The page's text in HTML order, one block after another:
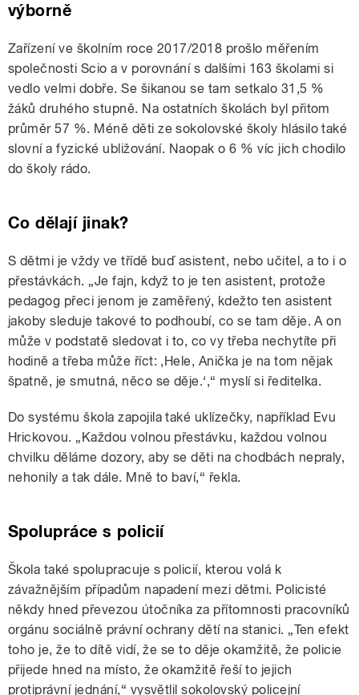
výborně
Zařízení ve školním roce 2017/2018 prošlo měřením
společnosti Scio a v porovnání s dalšími 163 školami si
vedlo velmi dobře. Se šikanou se tam setkalo 31,5 %
žáků druhého stupně. Na ostatních školách byl přitom
průměr 57 %. Méně děti ze sokolovské školy hlásilo také
slovní a fyzické ubližování. Naopak o 6 % víc jich chodilo
do školy rádo.
Co dělají jinak?
S dětmi je vždy ve třídě buď asistent, nebo učitel, a to i o
přestávkách. „Je fajn, když to je ten asistent, protože
pedagog přeci jenom je zaměřený, kdežto ten asistent
jakoby sleduje takové to podhoubí, co se tam děje. A on
může v podstatě sledovat i to, co vy třeba nechytíte při
hodině a třeba může říct: ‚Hele, Anička je na tom nějak
špatně, je smutná, něco se děje.‘,“ myslí si ředitelka.
Do systému škola zapojila také uklízečky, například Evu
Hrickovou. „Každou volnou přestávku, každou volnou
chvilku děláme dozory, aby se děti na chodbách nepraly,
nehonily a tak dále. Mně to baví,“ řekla.
Spolupráce s policií
Škola také spolupracuje s policií, kterou volá k
závažnějším případům napadení mezi dětmi. Policisté
někdy hned převezou útočníka za přítomnosti pracovníků
orgánu sociálně právní ochrany dětí na stanici. „Ten efekt
toho je, že to dítě vidí, že se to děje okamžitě, že policie
přijede hned na místo, že okamžitě řeší to jejich
protiprávní jednání,“ vysvětlil sokolovský policejní